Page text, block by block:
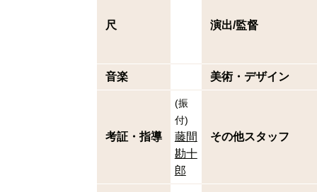
尺 演出/監督
音楽 美術・デザイン
考証・指導
(振
付)
藤間
勘十
郎
その他スタッフ